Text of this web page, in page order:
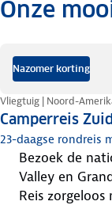
.Onze
Nazomer korting
Camperreis
Vliegtuig | Noord-
23-daagse rondreis
bezoek de nationale parken Yosemite, Monument
Valley en
Reis zorgeloos met alle campingovernachtingen